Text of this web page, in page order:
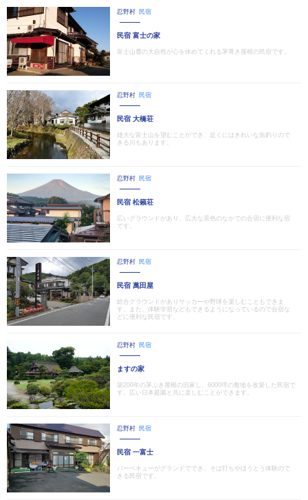
忍野村 民宿
民宿 富士の家
富士山麓の大自然が心を休めてくれる茅葺き屋根の民宿です。
忍野村 民宿
民宿 大橋荘
雄大な富士山を望むことができ、近くにはきれいな魚釣りので
きる川もあります。
忍野村 民宿
民宿 松籟荘
広いグラウンドがあり、広大な景色のなかでの合宿に便利な宿
です。
忍野村 民宿
民宿 萬田屋
総合グラウンドがありサッカーや野球を楽しむこともできま
す。また、体験学習などもできるようになっているので合宿な
どに便利な民宿です。
忍野村 民宿
ますの家
築200年の茅ぶき屋根の旧家し、6000坪の敷地を改築した民宿で
す。広い日本庭園と共に楽しむことができます。
忍野村 民宿
民宿 一富士
バーベキューがグランドででき、そば打ちやほうとう体験ので
きる民宿です。